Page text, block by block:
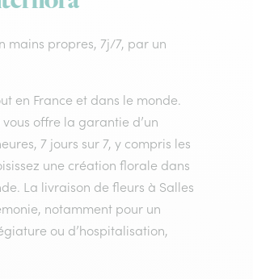
mains propres, 7j/7, par un
en France et dans le monde.
offre la garantie d’un
7 jours sur 7, y compris les
une création florale dans
La livraison de fleurs à Salles
notamment pour un
ou d’hospitalisation,